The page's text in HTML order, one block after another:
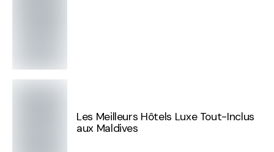
Les Meilleurs Hôtels Luxe Tout-Inclus
aux Maldives